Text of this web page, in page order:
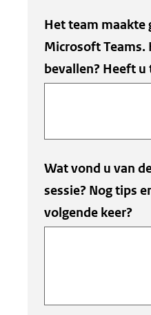
Het team maakte
Microsoft Teams.
bevallen? Heeft u
Wat vond u van
sessie? Nog tips
volgende keer?